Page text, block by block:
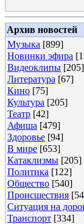
Архив новостей
Музыка [899]
Новинки эфира
Видеоклипы [205]
Литература [67]
Кино [75]
Культура [205]
Театр [42]
Афиша [479]
Здоровье [94]
В мире [653]
Катаклизмы [205]
Политика [122]
Общество [540]
Происшествия
Ситуация на
Транспорт [334]